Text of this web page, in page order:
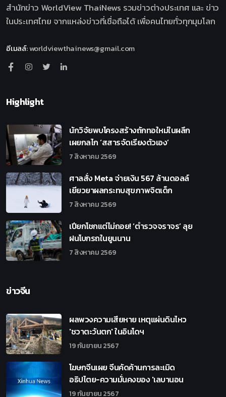
สำนักข่าว WorldView ThaiNews รวมข่าวต่างประเทศ และ ข่าว
ในประเทศไทย จากแหล่งข่าวที่เชื่อถือได้ เพื่อคนไทยทั่วทุกมุมโลก
อีเมลล์:worldviewthainews@gmail.com
Highlight
นักวิจัยพบโครงสร้างถักทอใหม่ในผลึก
เผยกลไก ‘สสารจัดเรียงตัวเอง’
7 สิงหาคม 2569
ศาลสั่ง Meta จ่ายเงิน 567 ล้านดอลล์
เยียวยาผลกระทบสุขภาพจิตเด็ก
7 สิงหาคม 2569
เปียกโชกแต่ไม่ถอย! ‘ตำรวจจราจร’ ลุย
ฝนโบกรถในยูนนาน
7 สิงหาคม 2569
ข่าวจีน
ผลพวงความเสียหาย เหตุแผ่นดินไหว
'ชวาตะวันตก' ในอินโดฯ
19 กันยายน 2567
โฆษกจีนเผย จีนคัดค้านการละเมิด
อธิปไตย-ความมั่นคงของ 'เลบานอน
19 กันยายน 2567